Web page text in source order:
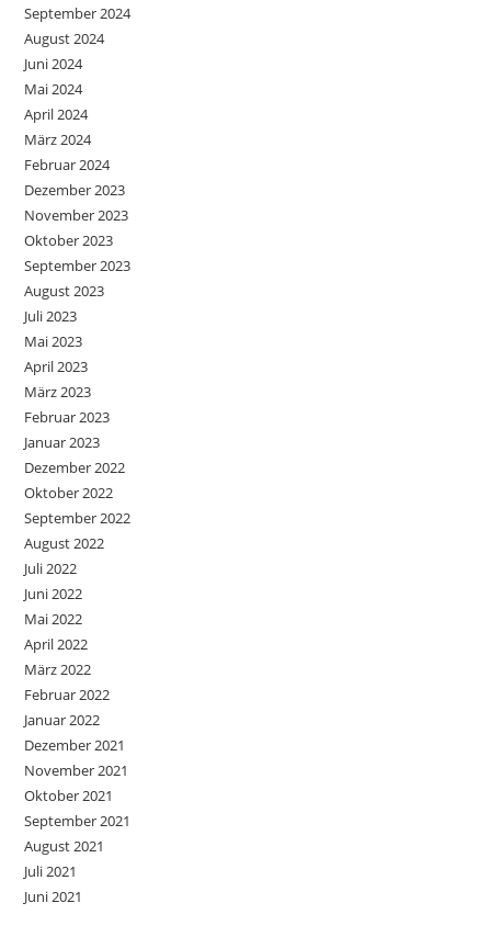
September 2024
August 2024
Juni 2024
Mai 2024
April 2024
März 2024
Februar 2024
Dezember 2023
November 2023
Oktober 2023
September 2023
August 2023
Juli 2023
Mai 2023
April 2023
März 2023
Februar 2023
Januar 2023
Dezember 2022
Oktober 2022
September 2022
August 2022
Juli 2022
Juni 2022
Mai 2022
April 2022
März 2022
Februar 2022
Januar 2022
Dezember 2021
November 2021
Oktober 2021
September 2021
August 2021
Juli 2021
Juni 2021